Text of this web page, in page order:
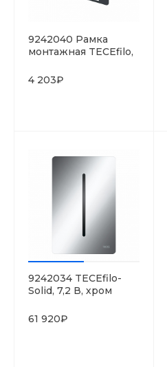
9242040 Рамка
монтажная TECEfilo,
4 203₽
9242034 TECEfilo-
Solid, 7,2 В, хром
61 920₽